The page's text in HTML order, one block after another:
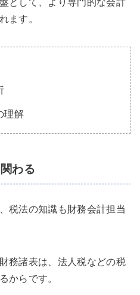
として、より専門的な会計
ます。
理解
わる
税法の知識も財務会計担当
務諸表は、法人税などの税
からです。